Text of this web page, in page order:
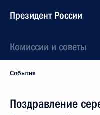
Президент России
Комиссии и советы
События
Поздравление